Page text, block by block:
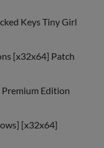
Keys Tiny Girl
[x32x64] Patch
Premium Edition
[x32x64]